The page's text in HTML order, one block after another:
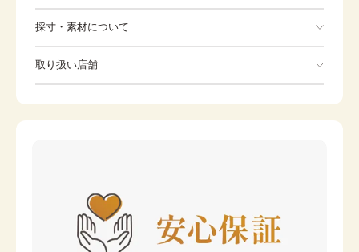
※着付けに必要な一式をすべて含みます。
着物
足袋 肌着
帯揚げ 伊達襟
コーリンベルト 襟芯
採寸・素材について
身丈 160cm
取り扱い店舗